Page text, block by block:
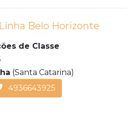
Belo Horizonte
de Classe
(Santa Catarina)
4936643925